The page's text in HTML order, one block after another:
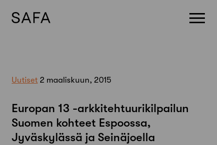
Uutiset 2 maaliskuun, 2015
Europan 13 -arkkitehtuurikilpailun
Suomen kohteet Espoossa,
Jyväskylässä ja Seinäjoella